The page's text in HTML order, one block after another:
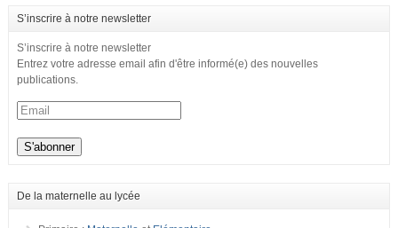
S’inscrire à notre newsletter
S’inscrire à notre newsletter
Entrez votre adresse email afin d'être informé(e) des nouvelles
publications.
De la maternelle au lycée